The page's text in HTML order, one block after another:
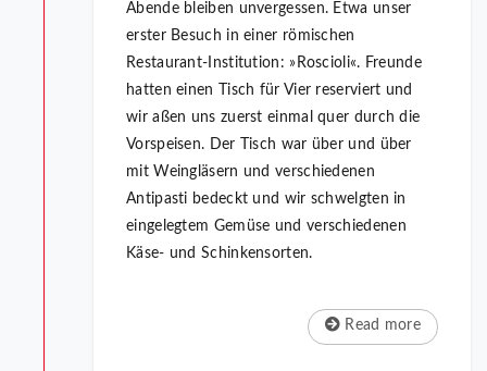
Abende bleiben unvergessen. Etwa unser
erster Besuch in einer römischen
Restaurant-Institution: »Roscioli«. Freunde
hatten einen Tisch für Vier reserviert und
wir aßen uns zuerst einmal quer durch die
Vorspeisen. Der Tisch war über und über
mit Weingläsern und verschiedenen
Antipasti bedeckt und wir schwelgten in
eingelegtem Gemüse und verschiedenen
Käse- und Schinkensorten.
Read more